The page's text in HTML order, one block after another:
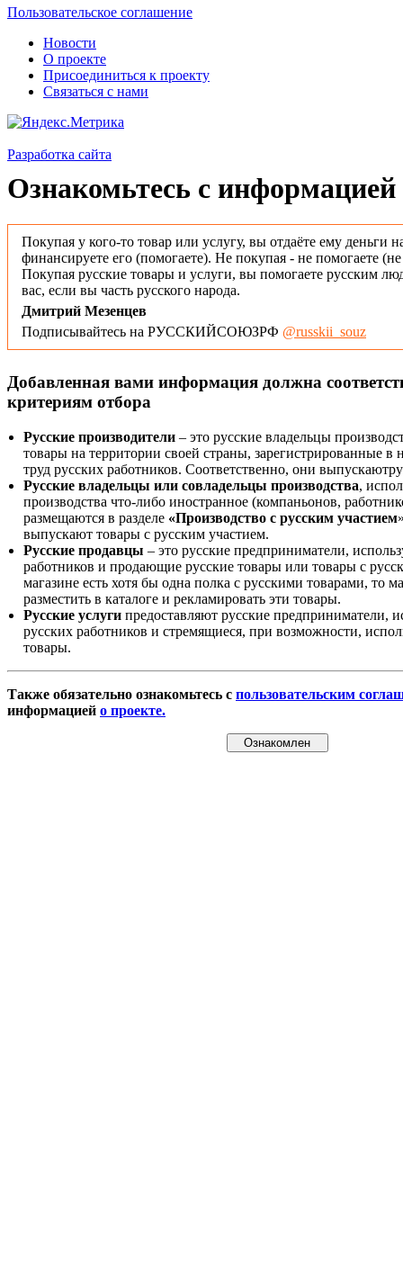
Пользовательское соглашение
Новости
О проекте
Присоединиться к проекту
Связаться с нами
Разработка сайта
Ознакомьтесь с информацией
Покупая у кого-то товар или услугу, вы отдаёте ему деньги
финансируете его (помогаете). Не покупая - не помогаете
Покупая русские товары и услуги, вы помогаете русским
вас, если вы часть русского народа.
Дмитрий Мезенцев
Подписывайтесь на РУССКИЙСОЮЗРФ @russkii_souz
Добавленная вами информация должна
критериям отбора
Русские производители – это русские владельцы
товары на территории своей страны, зарегистрированные
труд русских работников. Соответственно, они
Русские владельцы или совладельцы производства,
производства что-либо иностранное (компаньонов,
размещаются в разделе «Производство с русским участием
выпускают товары с русским участием.
Русские продавцы – это русские предприниматели,
работников и продающие русские товары или товары с
магазине есть хотя бы одна полка с русскими товарами, то
разместить в каталоге и рекламировать эти товары.
Русские услуги предоставляют русские предприниматели,
русских работников и стремящиеся, при возможности,
товары.
Также обязательно ознакомьтесь с пользовательским
информацией о проекте.
Ознакомлен